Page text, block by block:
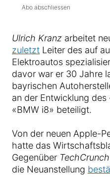
Abo abschliessen
Ulrich Kranz arbeitet
zuletzt Leiter des auf
Elektroautos
davor war er 30 Jahre
bayrischen
an der Entwicklung des
«BMW i8» beteiligt.
Von der neuen Apple-
hatte das
Gegenüber TechCrunch
die Neuanstellung